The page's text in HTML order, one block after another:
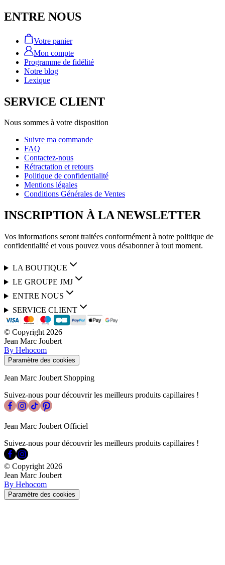
ENTRE NOUS
Votre panier
Mon compte
Programme de fidélité
Notre blog
Lexique
SERVICE CLIENT
Nous sommes à votre disposition
Suivre ma commande
FAQ
Contactez-nous
Rétractation et retours
Politique de confidentialité
Mentions légales
Conditions Générales de Ventes
INSCRIPTION À LA NEWSLETTER
Vos informations seront traitées conformément à notre politique de
confidentialité et vous pouvez vous désabonner à tout moment.
LA BOUTIQUE
LE GROUPE JMJ
ENTRE NOUS
SERVICE CLIENT
© Copyright 2026
Jean Marc Joubert
By Hehocom
Paramètre des cookies
Jean Marc Joubert Shopping
Suivez-nous pour découvrir les meilleurs produits capillaires !
Jean Marc Joubert Officiel
Suivez-nous pour découvrir les meilleurs produits capillaires !
© Copyright 2026
Jean Marc Joubert
By Hehocom
Paramètre des cookies